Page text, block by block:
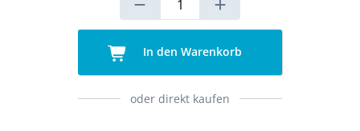
In den Warenkorb
oder direkt kaufen